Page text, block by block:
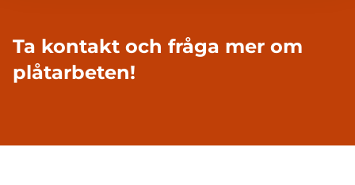
Ta kontakt och fråga mer om
plåtarbeten!